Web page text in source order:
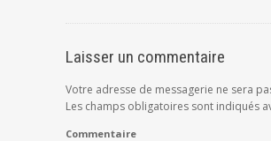
Laisser un commentaire
Votre adresse de messagerie ne sera
Les champs obligatoires sont indiqués
Commentaire